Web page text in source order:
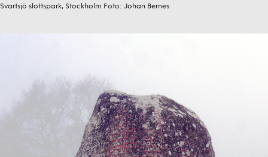
Svartsjö slottspark, Stockholm Foto: Johan Bernes